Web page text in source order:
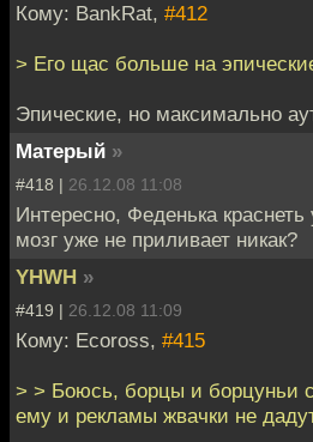
Кому: BankRat, #412
> Его щас больше на
Эпические, но максимально
Матерый »
#418 | 26.12.08 11:08
Интересно, Феденька
мозг уже не приливает никак?
YHWH »
#419 | 26.12.08 11:09
Кому: Ecoross, #415
> > Боюсь, борцы и борцуньи
ему и рекламы жвачки не